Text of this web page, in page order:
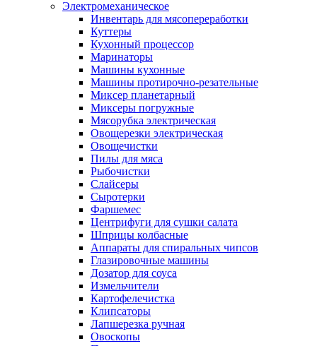
Электромеханическое
Инвентарь для мясопереработки
Куттеры
Кухонный процессор
Маринаторы
Машины кухонные
Машины протирочно-резательные
Миксер планетарный
Миксеры погружные
Мясорубка электрическая
Овощерезки электрическая
Овощечистки
Пилы для мяса
Рыбочистки
Слайсеры
Сыротерки
Фаршемес
Центрифуги для сушки салата
Шприцы колбасные
Аппараты для спиральных чипсов
Глазировочные машины
Дозатор для соуса
Измельчители
Картофелечистка
Клипсаторы
Лапшерезка ручная
Овоскопы